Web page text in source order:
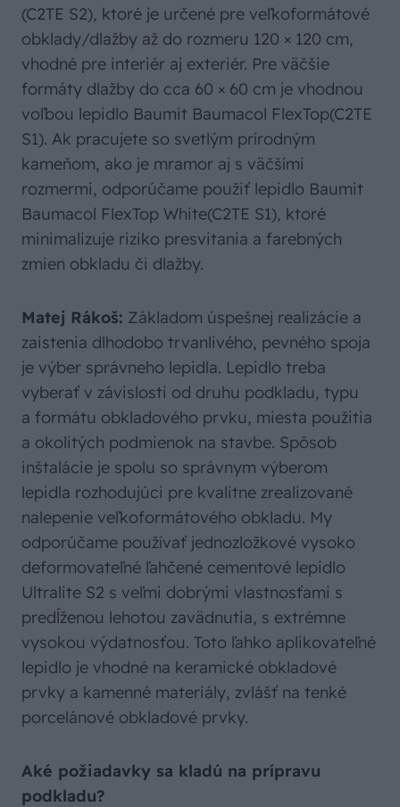
(C2TE S2), ktoré je určené pre veľkoformátové
obklady/dlažby až do rozmeru 120 × 120 cm,
vhodné pre interiér aj exteriér. Pre väčšie
formáty dlažby do cca 60 × 60 cm je vhodnou
voľbou lepidlo Baumit Baumacol FlexTop(C2TE
S1). Ak pracujete so svetlým prírodným
kameňom, ako je mramor aj s väčšími
rozmermi, odporúčame použiť lepidlo Baumit
Baumacol FlexTop White(C2TE S1), ktoré
minimalizuje riziko presvitania a farebných
zmien obkladu či dlažby.
Matej Rákoš: Základom úspešnej realizácie a
zaistenia dlhodobo trvanlivého, pevného spoja
je výber správneho lepidla. Lepidlo treba
vyberať v závislosti od druhu podkladu, typu
a formátu obkladového prvku, miesta použitia
a okolitých podmienok na stavbe. Spôsob
inštalácie je spolu so správnym výberom
lepidla rozhodujúci pre kvalitne zrealizované
nalepenie veľkoformátového obkladu. My
odporúčame používať jednozložkové vysoko
deformovateľné ľahčené cementové lepidlo
Ultralite S2 s veľmi dobrými vlastnosťami s
predĺženou lehotou zavädnutia, s extrémne
vysokou výdatnosťou. Toto ľahko aplikovateľné
lepidlo je vhodné na keramické obkladové
prvky a kamenné materiály, zvlášť na tenké
porcelánové obkladové prvky.
Aké požiadavky sa kladú na prípravu
podkladu?